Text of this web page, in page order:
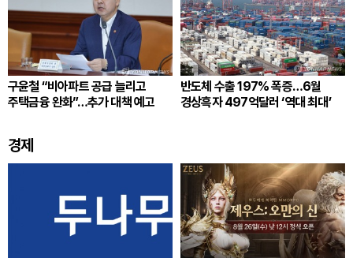
구윤철 “비아파트 공급 늘리고
주택금융 완화”…추가 대책 예고
반도체 수출 197% 폭증…6월
경상흑자 497억달러 ‘역대 최대’
경제